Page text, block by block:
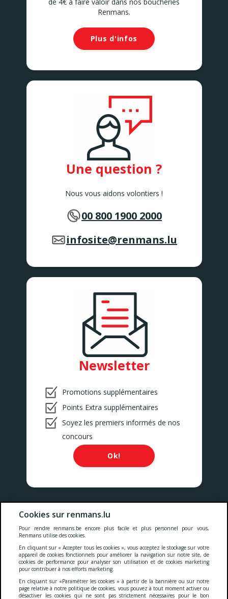
Renmans.
Plus d'infos
Une question ?
Nous vous aidons volontiers !
00 800 1900 2000
infosite@renmans.lu
Newsletter
Promotions supplémentaires
Points Extra supplémentaires
Soyez les premiers informés de nos
concours
Ok!
Nos prix comprennent toutes les taxes, la TVA, les droits et les
Deklaratioun zur Barrierefräiheet
Cookies sur renmans.lu
Pour rendre renmans.be encore plus facile et plus personnel pour vous,
Renmans utilise des cookies.
En cliquant sur « Accepter tous les cookies », vous acceptez le stockage sur votre
appareil de cookies fonctionnels pour améliorer la navigation sur notre site, de
cookies de performance pour analyser son utilisation et de cookies marketing
pour contribuer à nos efforts marketing.
En cliquant sur «Paramétrer les cookies » à partir de la bannière ou sur notre
page relative à notre politique de cookies, vous pouvez à tout moment activer ou
désactiver les cookies qui ne sont pas strictement nécessaires pour le bon